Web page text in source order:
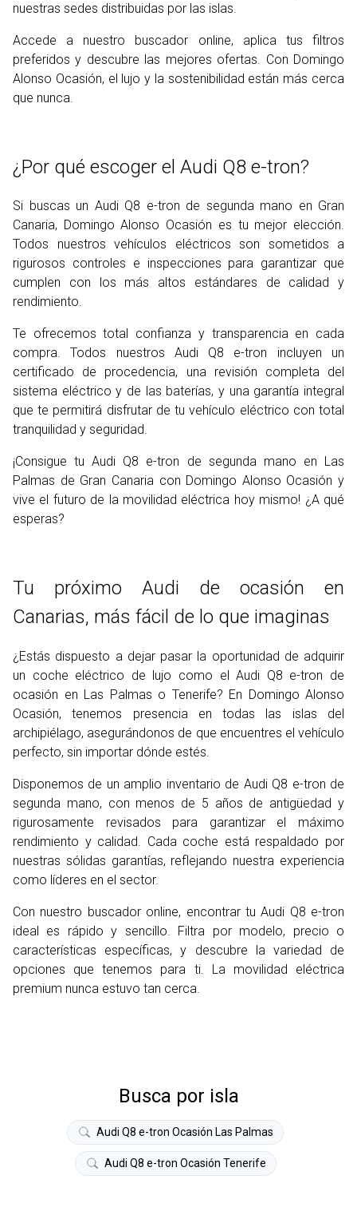
nuestras sedes distribuidas por las islas.
Accede a nuestro buscador online, aplica tus filtros
preferidos y descubre las mejores ofertas. Con Domingo
Alonso Ocasión, el lujo y la sostenibilidad están más cerca
que nunca.
¿Por qué escoger el Audi Q8 e-tron?
Si buscas un Audi Q8 e-tron de segunda mano en Gran
Canaria, Domingo Alonso Ocasión es tu mejor elección.
Todos nuestros vehículos eléctricos son sometidos a
rigurosos controles e inspecciones para garantizar que
cumplen con los más altos estándares de calidad y
rendimiento.
Te ofrecemos total confianza y transparencia en cada
compra. Todos nuestros Audi Q8 e-tron incluyen un
certificado de procedencia, una revisión completa del
sistema eléctrico y de las baterías, y una garantía integral
que te permitirá disfrutar de tu vehículo eléctrico con total
tranquilidad y seguridad.
¡Consigue tu Audi Q8 e-tron de segunda mano en Las
Palmas de Gran Canaria con Domingo Alonso Ocasión y
vive el futuro de la movilidad eléctrica hoy mismo! ¿A qué
esperas?
Tu próximo Audi de ocasión en
Canarias, más fácil de lo que imaginas
¿Estás dispuesto a dejar pasar la oportunidad de adquirir
un coche eléctrico de lujo como el Audi Q8 e-tron de
ocasión en Las Palmas o Tenerife? En Domingo Alonso
Ocasión, tenemos presencia en todas las islas del
archipiélago, asegurándonos de que encuentres el vehículo
perfecto, sin importar dónde estés.
Disponemos de un amplio inventario de Audi Q8 e-tron de
segunda mano, con menos de 5 años de antigüedad y
rigurosamente revisados para garantizar el máximo
rendimiento y calidad. Cada coche está respaldado por
nuestras sólidas garantías, reflejando nuestra experiencia
como líderes en el sector.
Con nuestro buscador online, encontrar tu Audi Q8 e-tron
ideal es rápido y sencillo. Filtra por modelo, precio o
características específicas, y descubre la variedad de
opciones que tenemos para ti. La movilidad eléctrica
premium nunca estuvo tan cerca.
Busca por isla
Audi Q8 e-tron Ocasión Las Palmas
Audi Q8 e-tron Ocasión Tenerife